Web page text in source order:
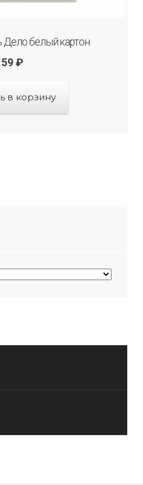
белый картон
₽
в корзину